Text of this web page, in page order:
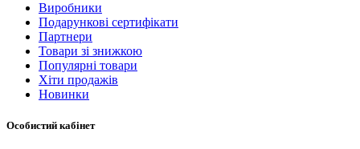
Виробники
Подарункові сертифікати
Партнери
Товари зі знижкою
Популярні товари
Хіти продажів
Новинки
Особистий кабінет